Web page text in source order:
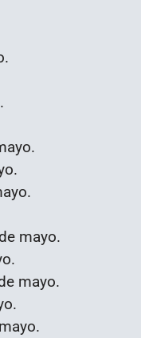
mayo.
mayo.